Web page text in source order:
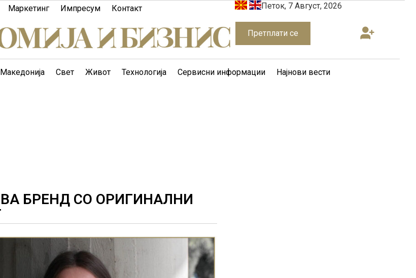
Маркетинг Импресум Контакт Петок, 7 Август, 2026
Претплати се
Македонија Свет Живот Технологија Сервисни информации Најнови вести
БРЕНД СО ОРИГИНАЛНИ